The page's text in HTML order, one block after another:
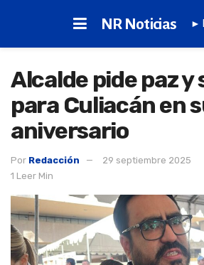
NR Noticias ►
Alcalde pide paz y
para Culiacán en
aniversario
Por Redacción
29 septiembre 2025
1 Leer Min